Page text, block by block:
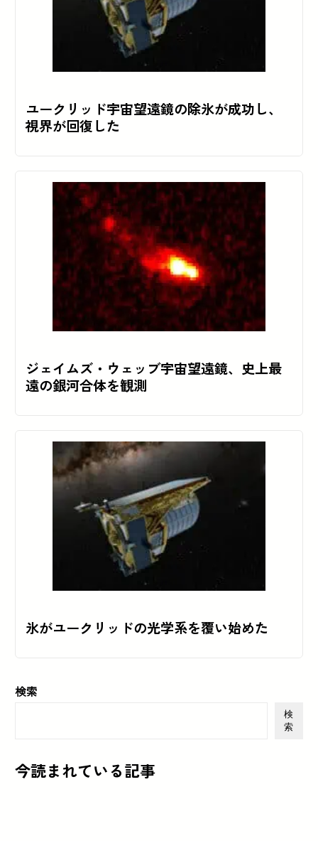
ユークリッド宇宙望遠鏡の除氷が成功し、
視界が回復した
ジェイムズ・ウェッブ宇宙望遠鏡、史上最
遠の銀河合体を観測
氷がユークリッドの光学系を覆い始めた
検索
検
索
今読まれている記事